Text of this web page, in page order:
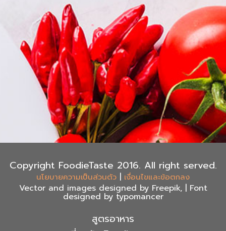
Copyright FoodieTaste 2016. All right served.
นโยบายความเป็นส่วนตัว | เงื่อนไขและข้อตกลง
Vector and images designed by Freepik, | Font
designed by typomancer
สูตรอาหาร